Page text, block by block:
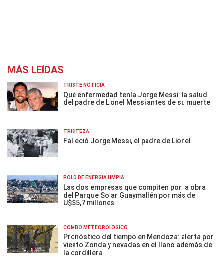
MÁS LEÍDAS
TRISTE NOTICIA
Qué enfermedad tenía Jorge Messi: la salud
del padre de Lionel Messi antes de su muerte
TRISTEZA
Falleció Jorge Messi, el padre de Lionel
POLO DE ENERGÍA LIMPIA
Las dos empresas que compiten por la obra
del Parque Solar Guaymallén por más de
U$S5,7 millones
COMBO METEOROLÓGICO
Pronóstico del tiempo en Mendoza: alerta por
viento Zonda y nevadas en el llano además de
la cordillera